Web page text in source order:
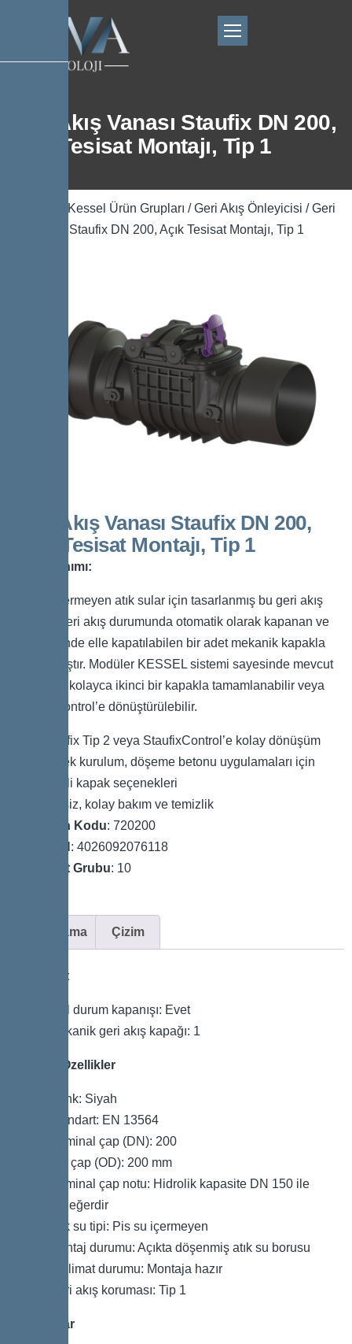
Geri Akış Vanası Staufix DN 200,
Açık Tesisat Montajı, Tip 1
Kessel Ürün Grupları /Geri Akış Önleyicisi / Geri
Akış Vanası Staufix DN 200, Açık Tesisat Montajı, Tip 1
Geri Akış Vanası Staufix DN 200,
Açık Tesisat Montajı, Tip 1
Ürün Tanımı:
Pis su içermeyen atık sular için tasarlanmış bu geri akış
vanası, geri akış durumunda otomatik olarak kapanan ve
gerektiğinde elle kapatılabilen bir adet mekanik kapakla
donatılmıştır. Modüler KESSEL sistemi sayesinde mevcut
sistemler kolayca ikinci bir kapakla tamamlanabilir veya
StaufixControl’e dönüştürülebilir.
Staufix Tip 2 veya StaufixControl’e kolay dönüşüm
Esnek kurulum, döşeme betonu uygulamaları için
çeşitli kapak seçenekleri
Aletsiz, kolay bakım ve temizlik
Ürün Kodu: 720200
: 4026092076118
Fiyat Grubu: 10
Açıklama Çizim
Varyant
Acil durum kapanışı: Evet
Mekanik geri akış kapağı: 1
Genel Özellikler
Renk: Siyah
Standart: EN 13564
Nominal çap (DN): 200
Dış çap (OD): 200 mm
Nominal çap notu: Hidrolik kapasite DN 150 ile
eşdeğerdir
Atık su tipi: Pis su içermeyen
Montaj durumu: Açıkta döşenmiş atık su borusu
Teslimat durumu: Montaja hazır
Geri akış koruması: Tip 1
Boyutlar